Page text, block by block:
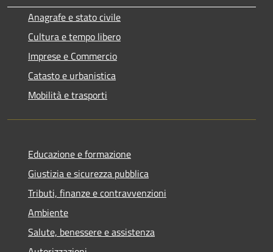
Anagrafe e stato civile
Cultura e tempo libero
Imprese e Commercio
Catasto e urbanistica
Mobilità e trasporti
Educazione e formazione
Giustizia e sicurezza pubblica
Tributi, finanze e contravvenzioni
Ambiente
Salute, benessere e assistenza